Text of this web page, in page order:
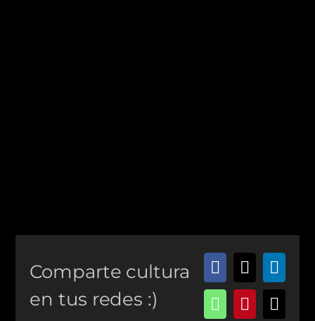
Comparte cultura
en tus redes :)
Facebook
X
WhatsApp
Pinterest
Email